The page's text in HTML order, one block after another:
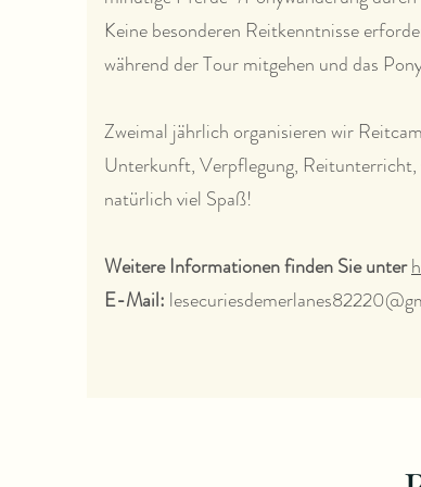
Keine besonderen Reitkenntnisse
während der Tour mitgehen und das
Zweimal jährlich organisieren wir
Unterkunft, Verpflegung,
natürlich viel Spaß!
Weitere Informationen finden Sie unter
E-Mail: